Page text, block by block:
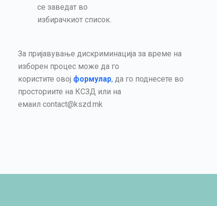
се заведат во
избирачкиот список.
За пријавување дискриминација за време на
изборен процес може да го
користите овој формулар,да го поднесете во
просториите на КСЗД или на
емаил contact@kszd.mk